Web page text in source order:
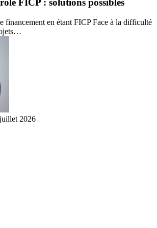
solutions
FICP : solutions possibles
financement en étant FICP Face à la difficulté
2026